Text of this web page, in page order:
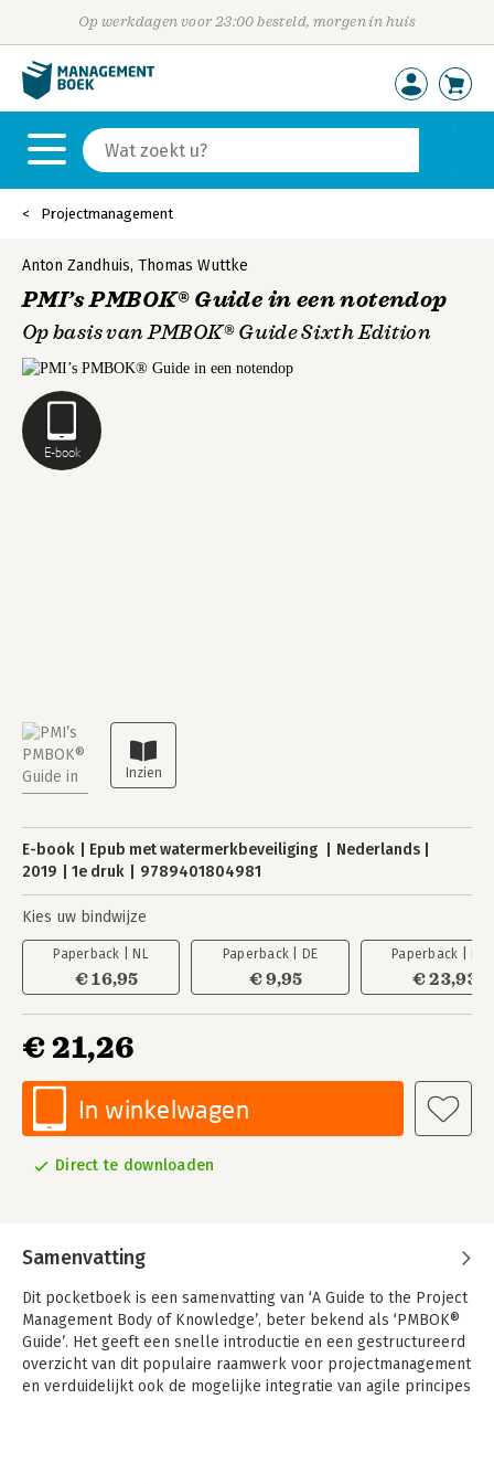
Op werkdagen voor 23:00 besteld, morgen in huis
Projectmanagement
E-book
Anton Zandhuis, Thomas Wuttke
PMI’s PMBOK® Guide in een notendop
Op basis van PMBOK® Guide Sixth Edition
E-book Epub met watermerkbeveiliging
Nederlands
2019
1e druk 9789401804981
Kies uw bindwijze
Paperback | NL
€ 16,95
Paperback | DE
€ 9,95
Paperback | EN
€ 23,93
€ 21,26
In winkelwagen
Direct te downloaden
Samenvatting
Dit pocketboek is een samenvatting van ‘A Guide to the Project
Management Body of Knowledge’, beter bekend als ‘PMBOK®
Guide’. Het geeft een snelle introductie en een gestructureerd
overzicht van dit populaire raamwerk voor projectmanagement
en verduidelijkt ook de mogelijke integratie van agile principes